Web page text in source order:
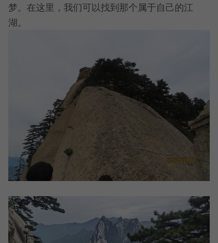
梦。在这里，我们可以找到那个属于自己的江
湖。